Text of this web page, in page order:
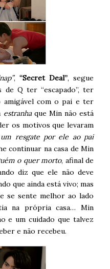
, “Secret Deal”, segue
Q ter “escapado”, ter
amigável com o pai e ter
estranhaque Min não está
os motivos que levaram
resgate por ele ao pai
continuar na casa de Min
o quer morto, afinal de
diz que ele não deve
que ainda está vivo; mas
se sente melhor ao lado
na própria casa… Min
e um cuidado que talvez
e não recebeu.